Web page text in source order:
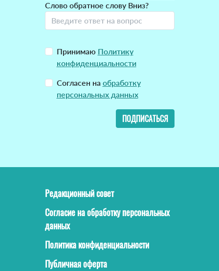
Слово обратное слову Вниз?
Принимаю Политику
конфиденциальности
Согласен на обработку
персональных данных
ПОДПИСАТЬСЯ
Редакционный совет
Согласие на обработку персональных
данных
Политика конфиденциальности
Публичная оферта